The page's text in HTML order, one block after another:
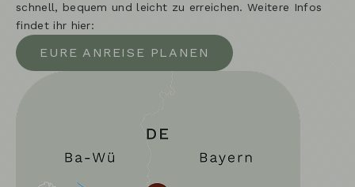
schnell, bequem und leicht zu erreichen. Weitere Infos
findet ihr hier:
EURE ANREISE PLANEN